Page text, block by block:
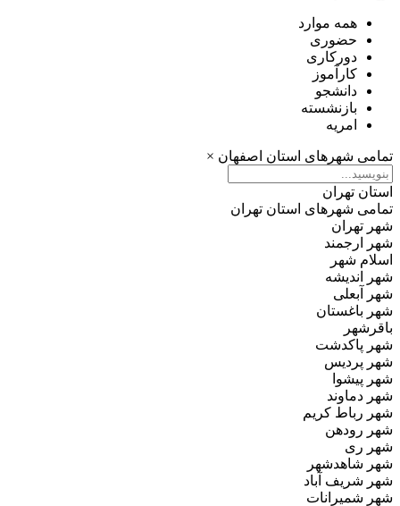
همه موارد
حضوری
دورکاری
کارآموز
دانشجو
بازنشسته
امریه
تمامی شهرهای استان اصفهان ×
استان تهران
تمامی شهرهای استان تهران
شهر تهران
شهر ارجمند
اسلام‌ شهر
شهر اندیشه
شهر آبعلی
شهر باغستان
باقرشهر
شهر پاکدشت
شهر پردیس
شهر پیشوا
شهر دماوند
شهر رباط‌ کریم
شهر رودهن
شهر ری
شهر شاهدشهر
شهر شریف‌ آباد
شهر شمیرانات